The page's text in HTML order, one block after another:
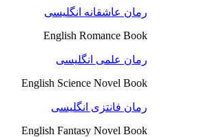
رمان عاشقانه انگلیسی
English Romance Book
رمان علمی انگلیسی
English Science Novel Book
رمان فانتزی انگلیسی
English Fantasy Novel Book